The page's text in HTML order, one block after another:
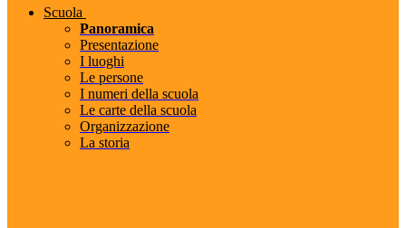
Scuola
Panoramica
Presentazione
I luoghi
Le persone
I numeri della scuola
Le carte della scuola
Organizzazione
La storia